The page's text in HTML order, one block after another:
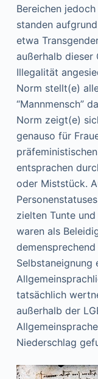
Bereichen
standen
etwa
außerhalb dieser
Illegalität
Norm stellt(e)
“Mannmensch”
Norm zeigt(e)
genauso für
entsprachen
oder Miststück.
zielten Tunte
waren als
Selbstaneignung
tatsächlich
außerhalb der
Niederschlag